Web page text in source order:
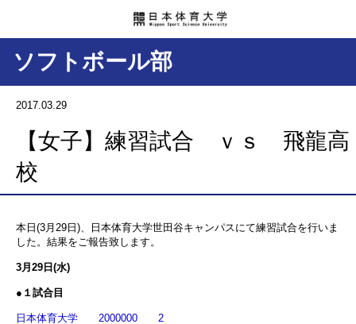
ソフトボール部
2017.03.29
【女子】練習試合 ｖｓ 飛龍高
校
本日(3月29日)、日本体育大学世田谷キャンパスにて練習試合を行いま
した。結果をご報告致します。
3月29日(水)
●１試合目
日本体育大学 2000000 2